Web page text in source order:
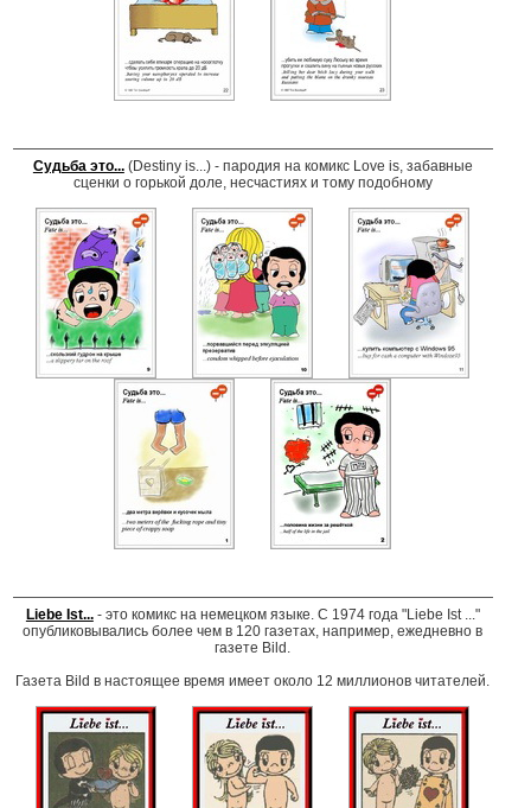
Судьба это...(Destiny is...) - пародия на комикс Love is, забавные
сценки о горькой доле, несчастиях и тому подобному
Liebe Ist...- это комикс на немецком языке. С 1974 года "Liebe Ist ..."
опубликовывались более чем в 120 газетах, например, ежедневно в
газете Bild.
Газета Bild в настоящее время имеет около 12 миллионов читателей.